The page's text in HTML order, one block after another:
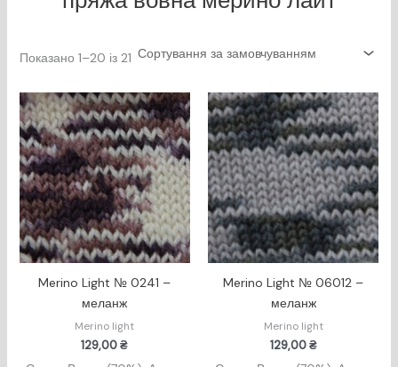
Показано 1–20 із 21
Merino Light № 0241 –
меланж
Merino light
129,00₴
Merino Light № 06012 –
меланж
Merino light
129,00₴